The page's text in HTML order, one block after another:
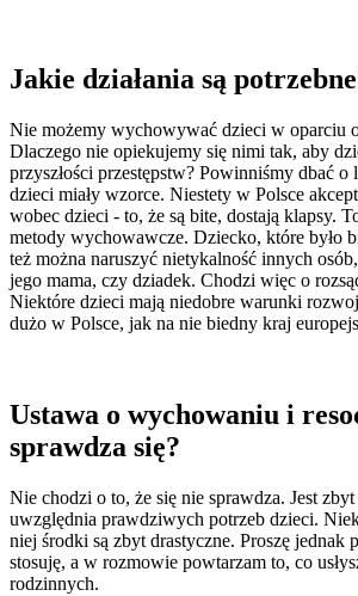
Jakie działania są
Nie możemy wychowywać dzieci w oparciu
Dlaczego nie opiekujemy się nimi tak, aby
przyszłości przestępstw? Powinniśmy dbać o
dzieci miały wzorce. Niestety w Polsce
wobec dzieci - to, że są bite, dostają klapsy.
metody wychowawcze. Dziecko, które było
też można naruszyć nietykalność innych
jego mama, czy dziadek. Chodzi więc o
Niektóre dzieci mają niedobre warunki
dużo w Polsce, jak na nie biedny kraj
Ustawa o wychowaniu i
sprawdza się?
Nie chodzi o to, że się nie sprawdza. Jest
uwzględnia prawdziwych potrzeb dzieci.
niej środki są zbyt drastyczne. Proszę jednak
stosuję, a w rozmowie powtarzam to, co
rodzinnych.